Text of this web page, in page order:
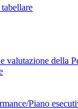
valutazione della
Piano